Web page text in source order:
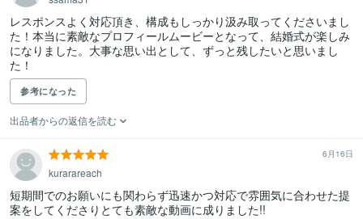
レスポンスよく対応頂き、構成もしっかり汲み取ってくださいまし
た！本当に素敵なプロフィールムービーとなって、結婚式が楽しみ
になりました。大事な思い出として、ずっと残したいと思いまし
た！
参考になった
出品者からの返信を読む
6月16日
kurarareach
短期間でのお願いにも関わらず迅速かつ対応で雰囲気に合わせた提
案をしてくださりとても素敵な動画に成りました!!